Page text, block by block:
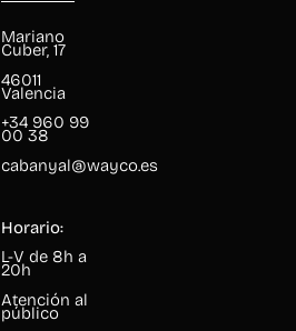
Mariano
Cuber, 17
46011
Valencia
+34 960 99
00 38
cabanyal@wayco.es
Horario:
L-V de 8h a
20h
Atención al
público